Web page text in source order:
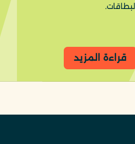
البطاقات.
قراءة المزيد